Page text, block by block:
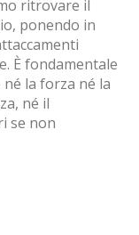
ritrovare il
ponendo in
È fondamentale
la forza né la
né il
se non